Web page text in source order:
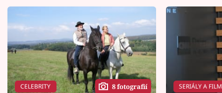
CELEBRITY 8 fotografií SERIÁLY A